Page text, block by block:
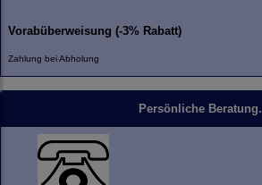
Vorabüberweisung (-3% Rabatt)
Zahlung bei Abholung
Persönliche Beratung.